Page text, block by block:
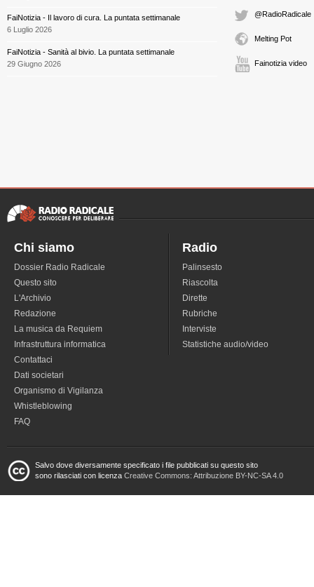
FaiNotizia - Il lavoro di cura. La puntata settimanale
6 Luglio 2026
FaiNotizia - Sanità al bivio. La puntata settimanale
29 Giugno 2026
@RadioRadicale
Melting Pot
Fainotizia video
Chi siamo
Dossier Radio Radicale
Questo sito
L'Archivio
Redazione
La musica da Requiem
Infrastruttura informatica
Contattaci
Dati societari
Organismo di Vigilanza
Whistleblowing
FAQ
Radio
Palinsesto
Riascolta
Dirette
Rubriche
Interviste
Statistiche audio/video
Salvo dove diversamente specificato i file pubblicati su questo sito
sono rilasciati con licenza Creative Commons: Attribuzione BY-NC-SA 4.0